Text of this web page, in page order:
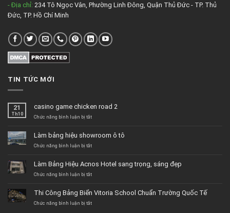
- Địa chỉ: 234 Tô Ngọc Vân, Phường Linh Đông, Quận Thủ Đức - TP. Thủ
Đức, TP. Hồ Chí Minh
TIN TỨC MỚI
21
Th10
casino game chicken road 2
Chức năng bình luận bị tắtở
chicken
road
Làm bảng hiệu showroom ô tô
Chức năng bình luận bị tắtở
hiệu
showroom
Làm Bảng Hiệu Acnos Hotel sang trọng, sáng đẹp
Chức năng bình luận bị tắtở
Hiệu
Acnos
Thi Công Bảng Biển Vitoria School Chuẩn Trường Quốc Tế
Chức năng bình luận bị tắtở